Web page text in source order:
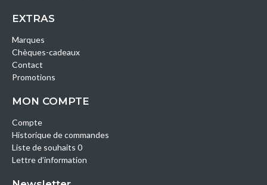
EXTRAS
Marques
Chèques-cadeaux
Contact
Promotions
MON COMPTE
Compte
Historique de commandes
Liste de souhaits 0
Lettre d’information